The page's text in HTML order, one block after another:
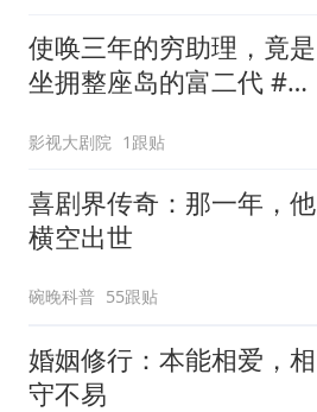
使唤三年的穷助理，竟是
坐拥整座岛的富二代 #电
影视大剧院 1跟贴
喜剧界传奇：那一年，他
横空出世
碗晚科普 55跟贴
婚姻修行：本能相爱，相
守不易